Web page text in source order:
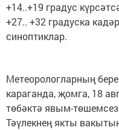
+14..+19 градус
+27.. +32 градуска
синоптиклар.
Метеорологларның
караганда, җомга, 18
төбәктә явым-
Тәүлекнең якты